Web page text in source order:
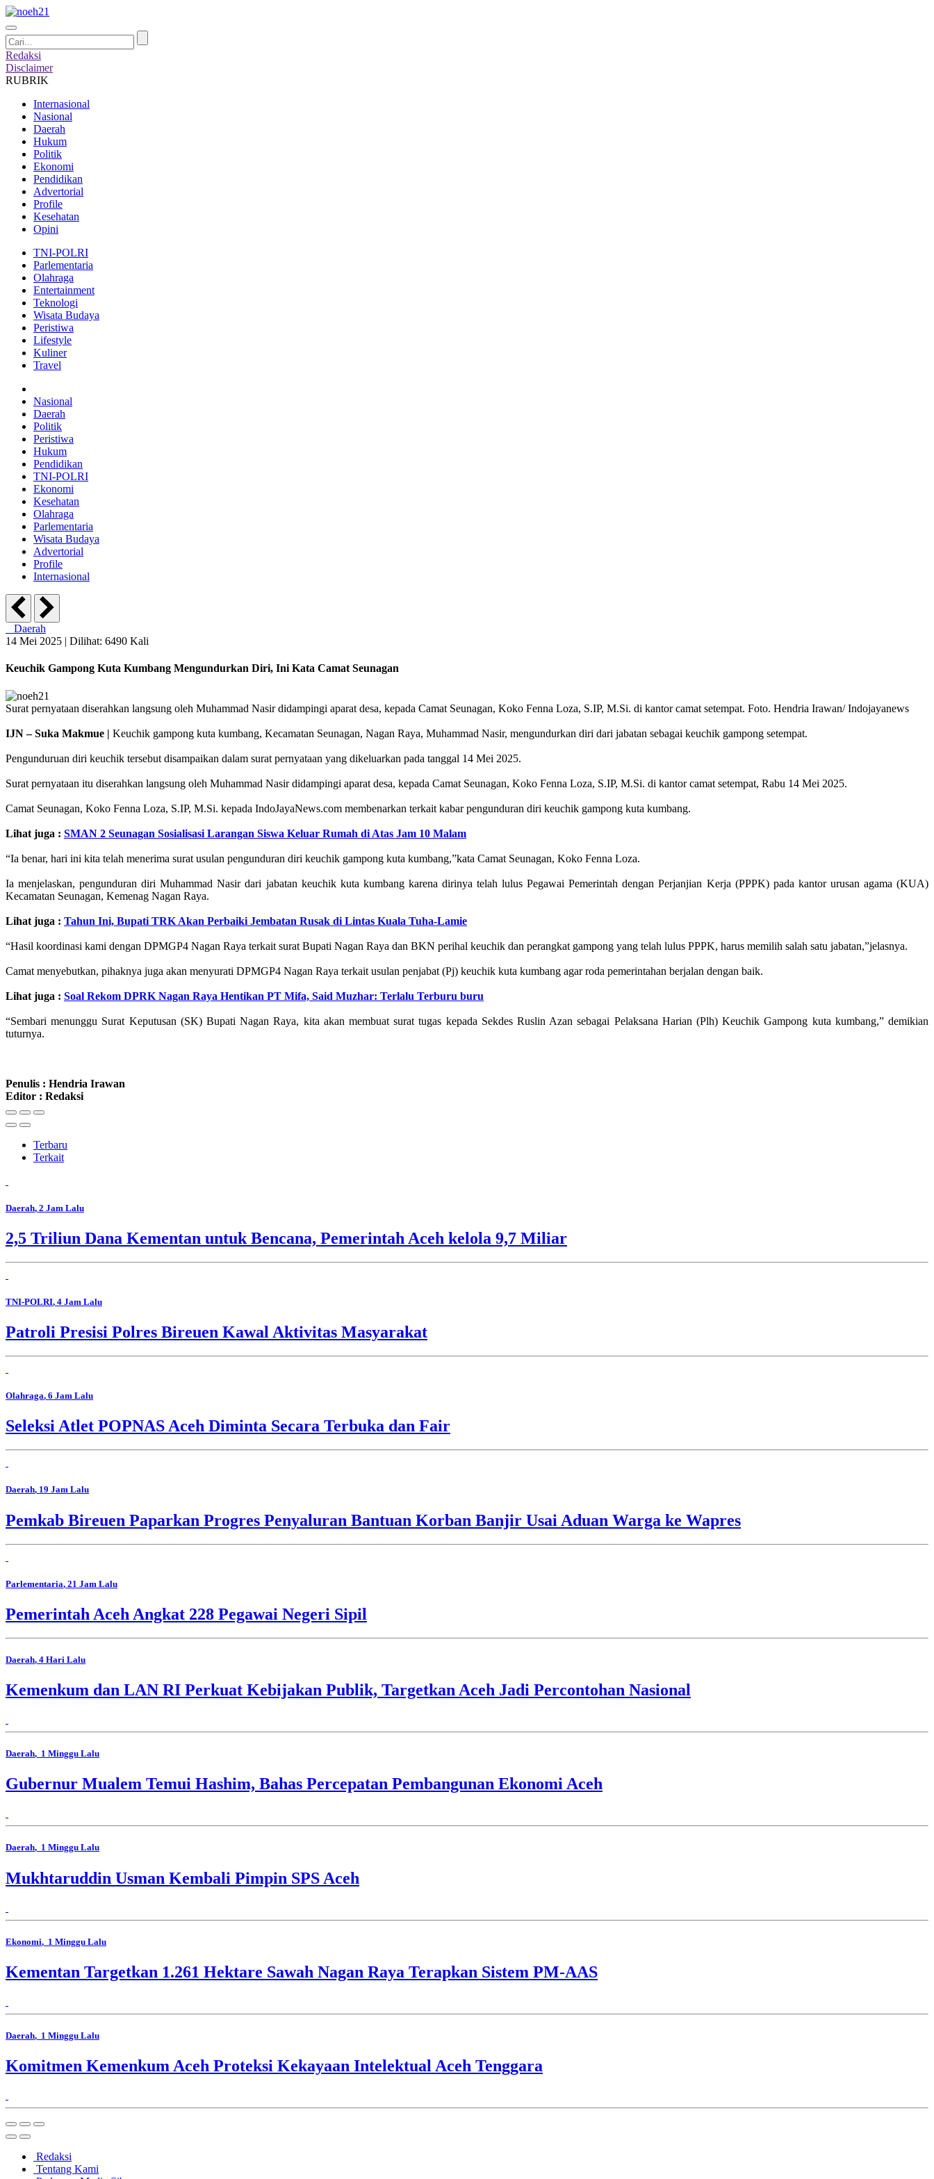
Redaksi
Disclaimer
RUBRIK
Internasional
Nasional
Daerah
Hukum
Politik
Ekonomi
Pendidikan
Advertorial
Profile
Kesehatan
Opini
TNI-POLRI
Parlementaria
Olahraga
Entertainment
Teknologi
Wisata Budaya
Peristiwa
Lifestyle
Kuliner
Travel
Nasional
Daerah
Politik
Peristiwa
Hukum
Pendidikan
TNI-POLRI
Ekonomi
Kesehatan
Olahraga
Parlementaria
Wisata Budaya
Advertorial
Profile
Internasional
Daerah
14 Mei 2025 | Dilihat: 6490 Kali
Keuchik Gampong Kuta Kumbang Mengundurkan Diri, Ini Kata Camat Seunagan
Surat pernyataan diserahkan langsung oleh Muhammad Nasir didampingi aparat desa, kepada Camat Seunagan, Koko Fenna Loza, S.IP, M.Si. di kantor camat setempat. Foto. Hendria Irawan/ Indojayanews
IJN – Suka Makmue | Keuchik gampong kuta kumbang, Kecamatan Seunagan, Nagan Raya, Muhammad Nasir, mengundurkan diri dari jabatan sebagai keuchik gampong setempat.
Pengunduruan diri keuchik tersebut disampaikan dalam surat pernyataan yang dikeluarkan pada tanggal 14 Mei 2025.
Surat pernyataan itu diserahkan langsung oleh Muhammad Nasir didampingi aparat desa, kepada Camat Seunagan, Koko Fenna Loza, S.IP, M.Si. di kantor camat setempat, Rabu 14 Mei 2025.
Camat Seunagan, Koko Fenna Loza, S.IP, M.Si. kepada IndoJayaNews.com membenarkan terkait kabar pengunduran diri keuchik gampong kuta kumbang.
Lihat juga : SMAN 2 Seunagan Sosialisasi Larangan Siswa Keluar Rumah di Atas Jam 10 Malam
“Ia benar, hari ini kita telah menerima surat usulan pengunduran diri keuchik gampong kuta kumbang,”kata Camat Seunagan, Koko Fenna Loza.
Ia menjelaskan, pengunduran diri Muhammad Nasir dari jabatan keuchik kuta kumbang karena dirinya telah lulus Pegawai Pemerintah dengan Perjanjian Kerja (PPPK) pada kantor urusan agama (KUA)
Kecamatan Seunagan, Kemenag Nagan Raya.
Lihat juga : Tahun Ini, Bupati TRK Akan Perbaiki Jembatan Rusak di Lintas Kuala Tuha-Lamie
“Hasil koordinasi kami dengan DPMGP4 Nagan Raya terkait surat Bupati Nagan Raya dan BKN perihal keuchik dan perangkat gampong yang telah lulus PPPK, harus memilih salah satu jabatan,”jelasnya.
Camat menyebutkan, pihaknya juga akan menyurati DPMGP4 Nagan Raya terkait usulan penjabat (Pj) keuchik kuta kumbang agar roda pemerintahan berjalan dengan baik.
Lihat juga : Soal Rekom DPRK Nagan Raya Hentikan PT Mifa, Said Muzhar: Terlalu Terburu buru
“Sembari menunggu Surat Keputusan (SK) Bupati Nagan Raya, kita akan membuat surat tugas kepada Sekdes Ruslin Azan sebagai Pelaksana Harian (Plh) Keuchik Gampong kuta kumbang,” demikian
tuturnya.
Penulis : Hendria Irawan
Editor : Redaksi
Terbaru
Terkait
Daerah, 2 Jam Lalu
2,5 Triliun Dana Kementan untuk Bencana, Pemerintah Aceh kelola 9,7 Miliar
TNI-POLRI, 4 Jam Lalu
Patroli Presisi Polres Bireuen Kawal Aktivitas Masyarakat
Olahraga, 6 Jam Lalu
Seleksi Atlet POPNAS Aceh Diminta Secara Terbuka dan Fair
Daerah, 19 Jam Lalu
Pemkab Bireuen Paparkan Progres Penyaluran Bantuan Korban Banjir Usai Aduan Warga ke Wapres
Parlementaria, 21 Jam Lalu
Pemerintah Aceh Angkat 228 Pegawai Negeri Sipil
Daerah, 4 Hari Lalu
Kemenkum dan LAN RI Perkuat Kebijakan Publik, Targetkan Aceh Jadi Percontohan Nasional
Daerah, 1 Minggu Lalu
Gubernur Mualem Temui Hashim, Bahas Percepatan Pembangunan Ekonomi Aceh
Daerah, 1 Minggu Lalu
Mukhtaruddin Usman Kembali Pimpin SPS Aceh
Ekonomi, 1 Minggu Lalu
Kementan Targetkan 1.261 Hektare Sawah Nagan Raya Terapkan Sistem PM-AAS
Daerah, 1 Minggu Lalu
Komitmen Kemenkum Aceh Proteksi Kekayaan Intelektual Aceh Tenggara
Redaksi
Tentang Kami